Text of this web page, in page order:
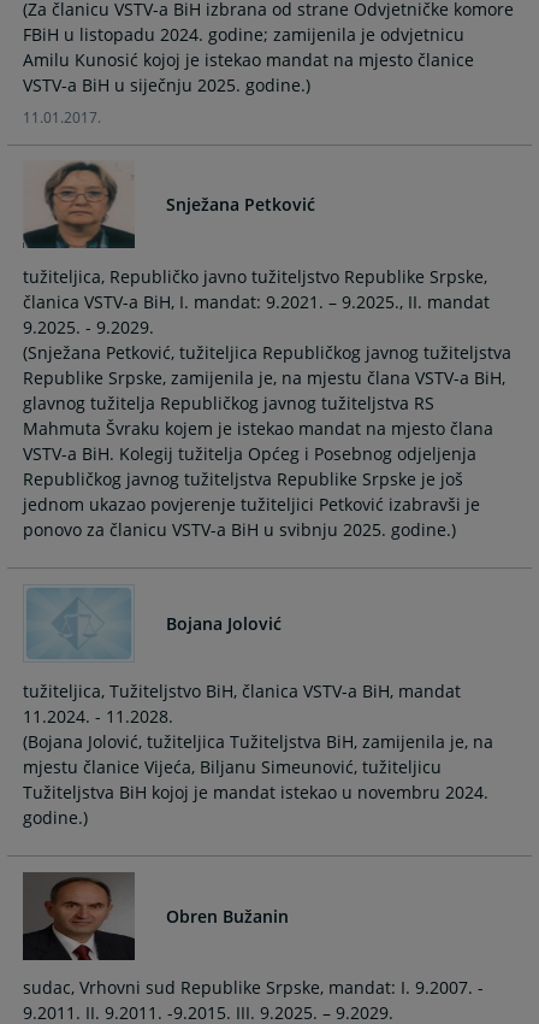
(Za članicu VSTV-a BiH izbrana od strane Odvjetničke komore
FBiH u listopadu 2024. godine; zamijenila je odvjetnicu
Amilu Kunosić kojoj je istekao mandat na mjesto članice
VSTV-a BiH u siječnju 2025. godine.)
11.01.2017.
Snježana Petković
tužiteljica, Republičko javno tužiteljstvo Republike Srpske,
članica VSTV-a BiH, I. mandat: 9.2021. – 9.2025., II. mandat
9.2025. - 9.2029.
(Snježana Petković, tužiteljica Republičkog javnog tužiteljstva
Republike Srpske, zamijenila je, na mjestu člana VSTV-a BiH,
glavnog tužitelja Republičkog javnog tužiteljstva RS
Mahmuta Švraku kojem je istekao mandat na mjesto člana
VSTV-a BiH. Kolegij tužitelja Općeg i Posebnog odjeljenja
Republičkog javnog tužiteljstva Republike Srpske je još
jednom ukazao povjerenje tužiteljici Petković izabravši je
ponovo za članicu VSTV-a BiH u svibnju 2025. godine.)
Bojana Jolović
tužiteljica, Tužiteljstvo BiH, članica VSTV-a BiH, mandat
11.2024. - 11.2028.
(Bojana Jolović, tužiteljica Tužiteljstva BiH, zamijenila je, na
mjestu članice Vijeća, Biljanu Simeunović, tužiteljicu
Tužiteljstva BiH kojoj je mandat istekao u novembru 2024.
godine.)
Obren Bužanin
sudac, Vrhovni sud Republike Srpske, mandat: I. 9.2007. -
9.2011. II. 9.2011. -9.2015. III. 9.2025. – 9.2029.